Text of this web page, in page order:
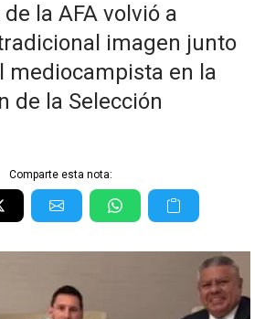
la AFA volvió a
imagen junto
mediocampista en la
de la Selección
Comparte esta nota: